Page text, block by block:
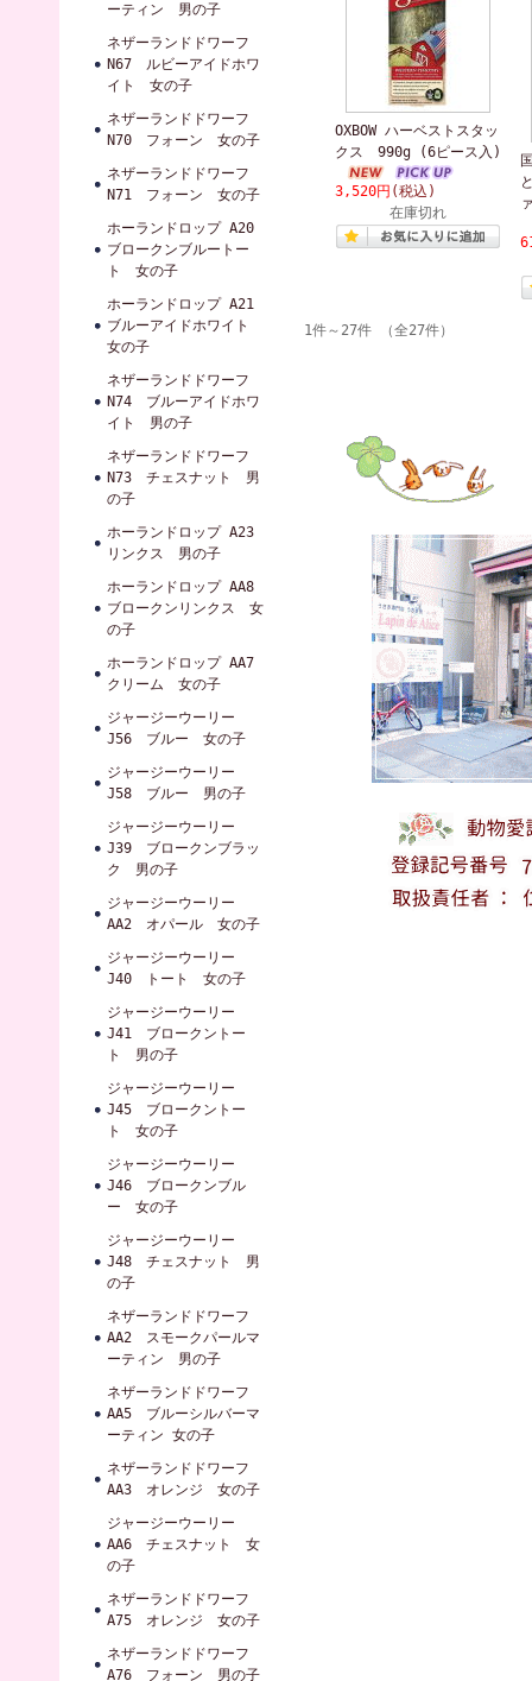
ーティン 男の子
ネザーランドドワーフ
N67 ルビーアイドホワ
イト 女の子
ネザーランドドワーフ
N70 フォーン 女の子
ネザーランドドワーフ
N71 フォーン 女の子
ホーランドロップ A20
ブロークンブルートー
ト 女の子
ホーランドロップ A21
ブルーアイドホワイト
女の子
ネザーランドドワーフ
N74 ブルーアイドホワ
イト 男の子
ネザーランドドワーフ
N73 チェスナット 男
の子
ホーランドロップ A23
リンクス 男の子
ホーランドロップ AA8
ブロークンリンクス 女
の子
ホーランドロップ AA7
クリーム 女の子
ジャージーウーリー
J56 ブルー 女の子
ジャージーウーリー
J58 ブルー 男の子
ジャージーウーリー
J39 ブロークンブラッ
ク 男の子
ジャージーウーリー
AA2 オパール 女の子
ジャージーウーリー
J40 トート 女の子
ジャージーウーリー
J41 ブロークントー
ト 男の子
ジャージーウーリー
J45 ブロークントー
ト 女の子
ジャージーウーリー
J46 ブロークンブル
ー 女の子
ジャージーウーリー
J48 チェスナット 男
の子
ネザーランドドワーフ
AA2 スモークパールマ
ーティン 男の子
ネザーランドドワーフ
AA5 ブルーシルバーマ
ーティン 女の子
ネザーランドドワーフ
AA3 オレンジ 女の子
ジャージーウーリー
AA6 チェスナット 女
の子
ネザーランドドワーフ
A75 オレンジ 女の子
ネザーランドドワーフ
A76 フォーン 男の子
OXBOW ハーベストスタッ
クス 990g (6ピース入)
3,520円 (税込)
在庫切れ
1件～27件 （全27件）